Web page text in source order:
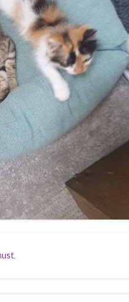
,